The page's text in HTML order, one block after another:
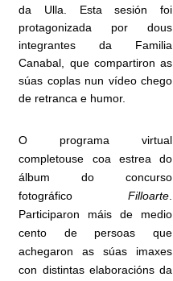
da Ulla. Esta sesión foi
protagonizada por dous
integrantes da Familia
Canabal, que compartiron as
súas coplas nun vídeo chego
de retranca e humor.
O programa virtual
completouse coa estrea do
álbum do concurso
fotográfico Filloarte
Participaron máis de medio
cento de persoas que
achegaron as súas imaxes
con distintas elaboracións da